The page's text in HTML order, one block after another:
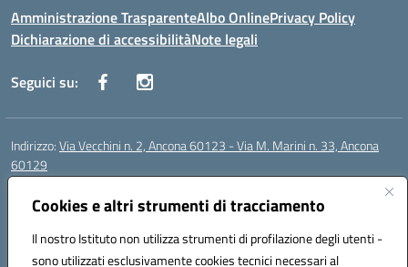
Cookies e altri strumenti di tracciamento
Il nostro Istituto non utilizza strumenti di profilazione degli utenti -
sono utilizzati esclusivamente cookies tecnici necessari al
Amministrazione TrasparenteAlbo OnlinePrivacy Policy
Dichiarazione di accessibilitàNote legali
Seguici su:
Indirizzo:Via Vecchini n. 2, Ancona 60123 - Via M. Marini n. 33, Ancona
60129
Centralino:
Posta elettronica certificata (PEC):anis01200g@pec.istruzione.it
Codice fiscale: 93122280428
Codice meccanografico:ANIS01200G